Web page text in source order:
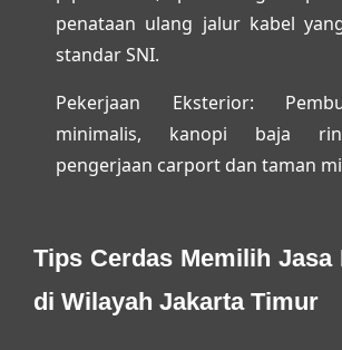
penataan ulang jalur kabel
standar SNI.
Pekerjaan Eksterior:
minimalis, kanopi baja
pengerjaan carport dan taman
Tips Cerdas Memilih
di Wilayah Jakarta Timur